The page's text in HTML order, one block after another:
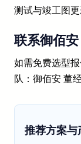
测试与竣工图更
联系御佰安
如需免费选型
队：御佰安 董
推荐方案与